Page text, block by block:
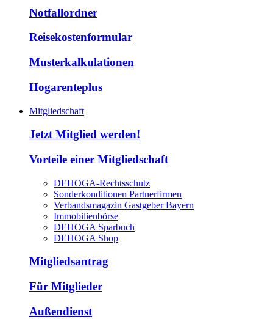
Notfallordner
Reisekostenformular
Musterkalkulationen
Hogarenteplus
Mitgliedschaft
Jetzt Mitglied werden!
Vorteile einer Mitgliedschaft
DEHOGA-Rechtsschutz
Sonderkonditionen Partnerfirmen
Verbandsmagazin Gastgeber Bayern
Immobilienbörse
DEHOGA Sparbuch
DEHOGA Shop
Mitgliedsantrag
Für Mitglieder
Außendienst